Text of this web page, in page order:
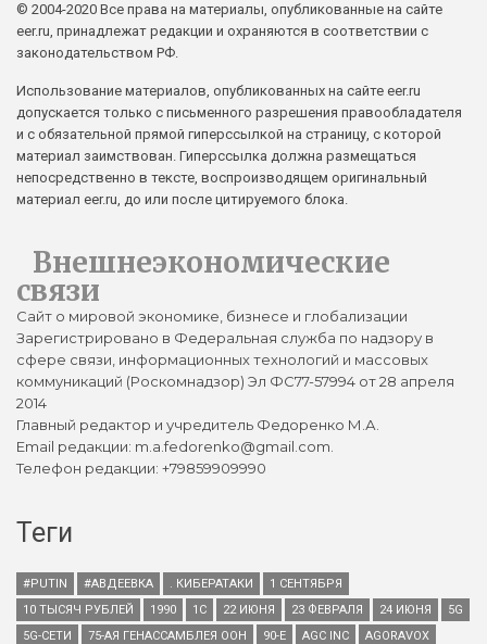
© 2004-2020 Все права на материалы, опубликованные на сайте
eer.ru, принадлежат редакции и охраняются в соответствии с
законодательством РФ.
Использование материалов, опубликованных на сайте eer.ru
допускается только с письменного разрешения правообладателя
и с обязательной прямой гиперссылкой на страницу, с которой
материал заимствован. Гиперссылка должна размещаться
непосредственно в тексте, воспроизводящем оригинальный
материал eer.ru, до или после цитируемого блока.
Внешнеэкономические
связи
Сайт о мировой экономике, бизнесе и глобализации
Зарегистрировано в Федеральная служба по надзору в
сфере связи, информационных технологий и массовых
коммуникаций (Роскомнадзор) Эл ФС77-57994 от 28 апреля
2014
Главный редактор и учредитель Федоренко М.А.
Email редакции: m.a.fedorenko@gmail.com.
Телефон редакции: +79859909990
Теги
#PUTIN #АВДЕЕВКА . КИБЕРАТАКИ
1 СЕНТЯБРЯ
10 ТЫСЯЧ РУБЛЕЙ
1990 1С 22 ИЮНЯ 23 ФЕВРАЛЯ 24 ИЮНЯ
5G
5G-СЕТИ
75-АЯ ГЕНАССАМБЛЕЯ ООН 90-Е AGC INC
AGORAVOX